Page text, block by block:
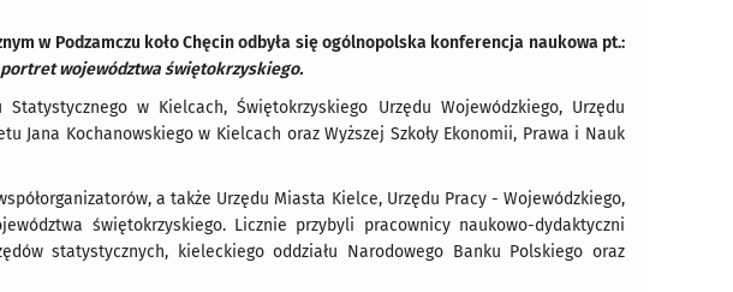
w Podzamczu koło Chęcin odbyła się ogólnopolska konferencja naukowa pt.:
województwa świętokrzyskiego.
w Kielcach, Świętokrzyskiego Urzędu Wojewódzkiego, Urzędu
Jana Kochanowskiego w Kielcach oraz Wyższej Szkoły Ekonomii, Prawa i Nauk
a także Urzędu Miasta Kielce, Urzędu Pracy - Wojewódzkiego,
świętokrzyskiego. Licznie przybyli pracownicy naukowo-dydaktyczni
statystycznych, kieleckiego oddziału Narodowego Banku Polskiego oraz